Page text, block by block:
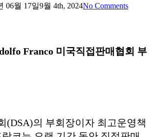
06월 17일9월 4th, 2024No Comments
Franco 미국직접판매협회 부
(DSA)의 부회장이자 최고운영책